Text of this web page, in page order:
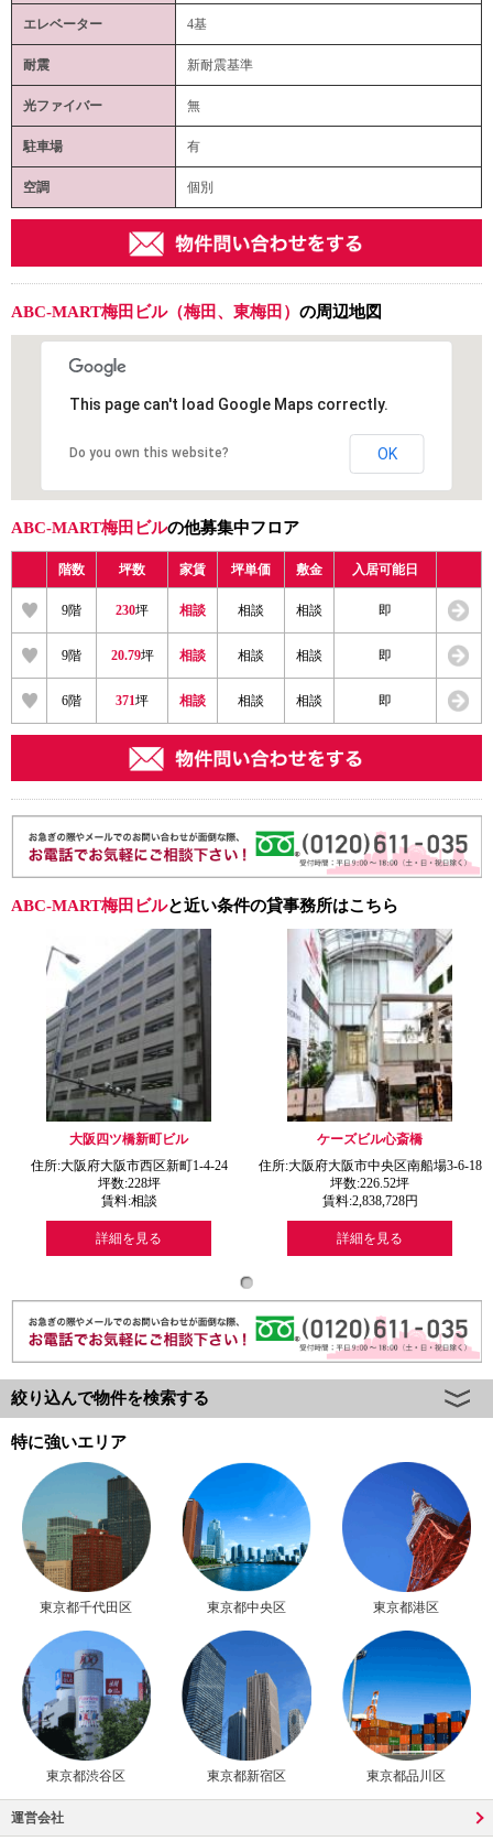
エレベーター 4基
耐震 新耐震基準
光ファイバー 無
駐車場 有
空調 個別
ABC-MART梅田ビル（梅田、東梅田） の周辺地図
This page can't load Google Maps correctly.
Do you own this website? OK
ABC-MART梅田ビルの他募集中フロア
階数 坪数 家賃 坪単価 敷金 入居可能日
9階 230坪 相談 相談 相談 即
9階 20.79坪 相談 相談 相談 即
6階 371坪 相談 相談 相談 即
ABC-MART梅田ビルと近い条件の貸事務所はこちら
大阪四ツ橋新町ビル
住所:大阪府大阪市西区新町1-4-24
坪数:228坪
賃料:相談
詳細を見る
ケーズビル心斎橋
住所:大阪府大阪市中央区南船場3-6-18
坪数:226.52坪
賃料:2,838,728円
詳細を見る
絞り込んで物件を検索する
特に強いエリア
東京都千代田区 東京都中央区 東京都港区
東京都渋谷区 東京都新宿区 東京都品川区
運営会社